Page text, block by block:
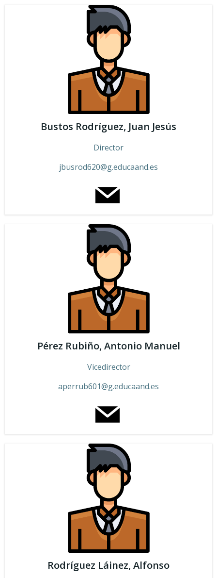
Saltar
al
contenido
Bustos Rodríguez, Juan Jesús
Director
jbusrod620@g.educaand.es
Pérez Rubiño, Antonio Manuel
Vicedirector
aperrub601@g.educaand.es
Rodríguez Láinez, Alfonso